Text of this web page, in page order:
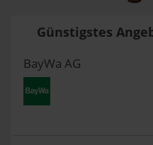
Günstigstes
BayWa AG